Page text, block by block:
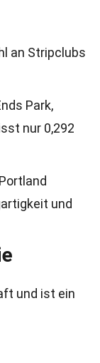
an Stripclubs
Park,
nur 0,292
und
und ist ein